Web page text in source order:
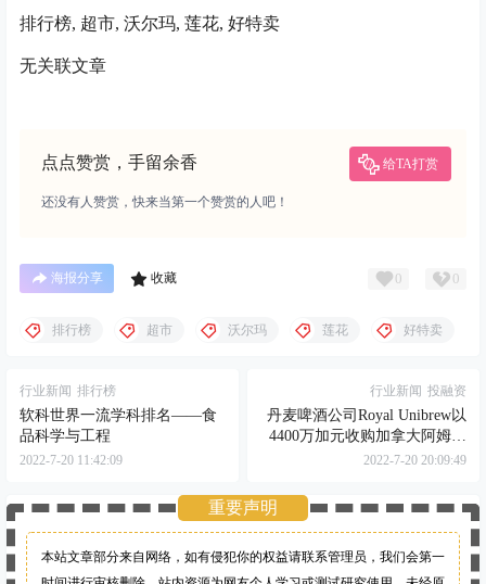
排行榜, 超市, 沃尔玛, 莲花, 好特卖
无关联文章
点点赞赏，手留余香 给TA打赏
还没有人赞赏，快来当第一个赞赏的人吧！
海报分享 收藏 0 0
排行榜 超市 沃尔玛 莲花 好特卖
行业新闻 排行榜
软科世界一流学科排名——食
品科学与工程
2022-7-20 11:42:09
行业新闻 投融资
丹麦啤酒公司Royal Unibrew以
4400万加元收购加拿大阿姆斯
特丹啤酒厂（Amsterdam
2022-7-20 20:09:49
重要声明
本站文章部分来自网络，如有侵犯你的权益请联系管理员， 我们会第一